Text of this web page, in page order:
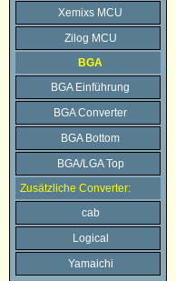
Xemixs MCU
Zilog MCU
BGA
BGA Einführung
BGA Converter
BGA Bottom
BGA/LGA Top
Zusätzliche Converter:
cab
Logical
Yamaichi